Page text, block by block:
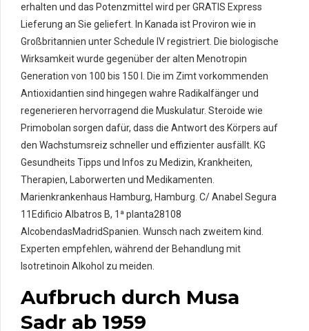
erhalten und das Potenzmittel wird per GRATIS Express
Lieferung an Sie geliefert. In Kanada ist Proviron wie in
Großbritannien unter Schedule IV registriert. Die biologische
Wirksamkeit wurde gegenüber der alten Menotropin
Generation von 100 bis 150 I. Die im Zimt vorkommenden
Antioxidantien sind hingegen wahre Radikalfänger und
regenerieren hervorragend die Muskulatur. Steroide wie
Primobolan sorgen dafür, dass die Antwort des Körpers auf
den Wachstumsreiz schneller und effizienter ausfällt. KG
Gesundheits Tipps und Infos zu Medizin, Krankheiten,
Therapien, Laborwerten und Medikamenten.
Marienkrankenhaus Hamburg, Hamburg. C/ Anabel Segura
11Edificio Albatros B, 1ª planta28108
AlcobendasMadridSpanien. Wunsch nach zweitem kind.
Experten empfehlen, während der Behandlung mit
Isotretinoin Alkohol zu meiden.
Aufbruch durch Musa
Sadr ab 1959